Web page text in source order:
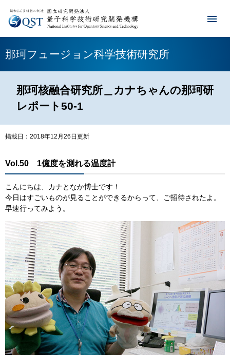
那珂フュージョン科学技術研究所
那珂核融合研究所＿カナちゃんの那珂研
レポート50-1
掲載日：2018年12月26日更新
Vol.50 1億度を測れる温度計
こんにちは、カナとなか博士です！
今日はすごいものが見ることができるからって、ご招待されたよ。
早速行ってみよう。